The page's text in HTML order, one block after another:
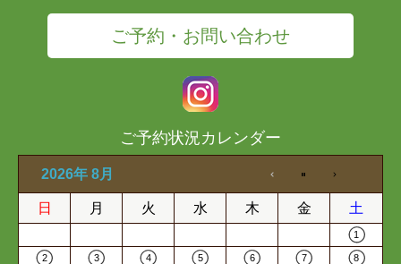
ご予約・お問い合わせ
ご予約状況カレンダー
2026年 8月
日 月 火 水 木 金 土
1
2 3 4 5 6 7 8